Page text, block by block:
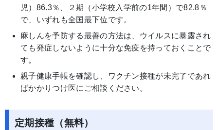
児）86.3％、２期（小学校入学前の1年間）で82.8％
で、いずれも全国最下位です。
麻しんを予防する最善の方法は、ウイルスに暴露され
ても発症しないように十分な免疫を持っておくことで
す。
親子健康手帳を確認し、ワクチン接種が未完了であれ
ばかかりつけ医にご相談ください。
定期接種（無料）